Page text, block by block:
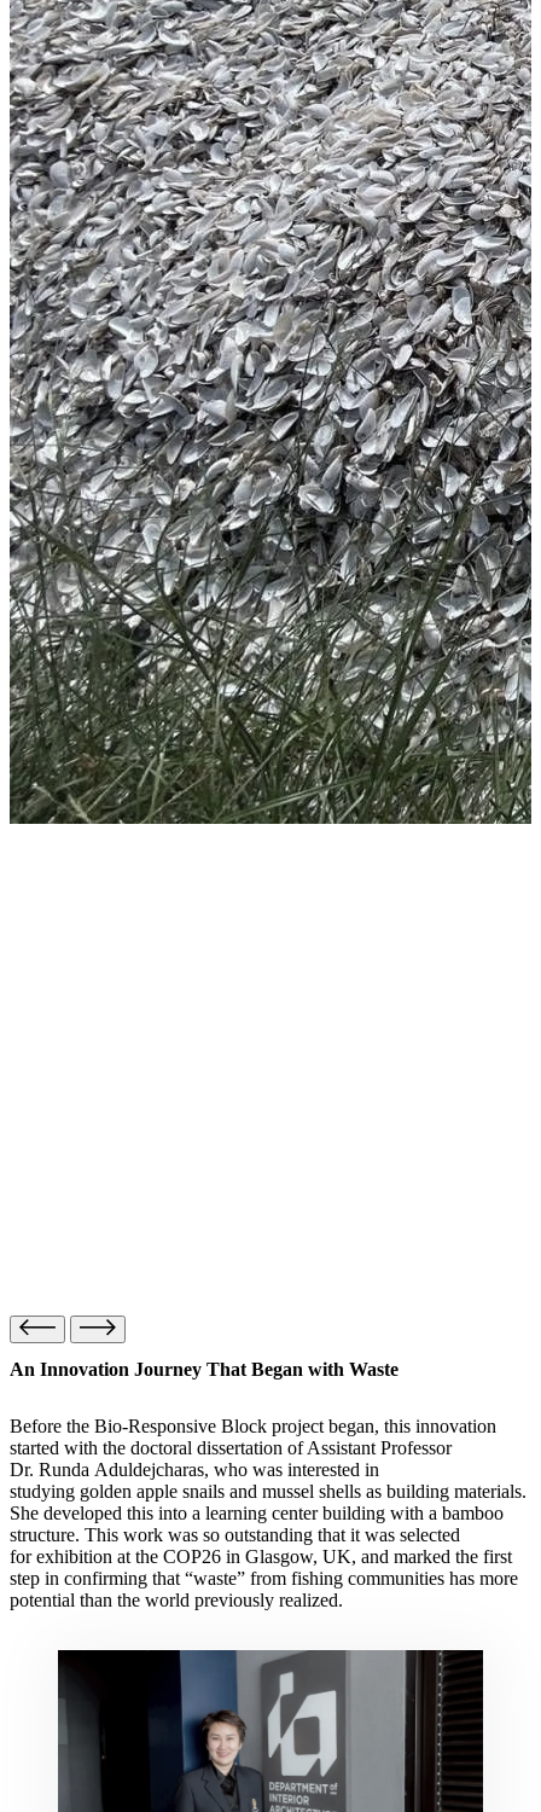
An Innovation Journey That Began with Waste
Before the Bio-Responsive Block project began, this innovation
started with the doctoral dissertation of Assistant Professor
Dr. Runda Aduldejcharas, who was interested in
studying golden apple snails and mussel shells as building materials.
She developed this into a learning center building with a bamboo
structure. This work was so outstanding that it was selected
for exhibition at the COP26 in Glasgow, UK, and marked the first
step in confirming that “waste” from fishing communities has more
potential than the world previously realized.